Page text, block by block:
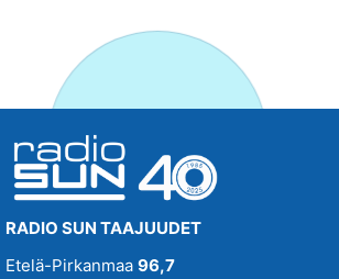
RADIO SUN TAAJUUDET
Etelä-Pirkanmaa 96,7